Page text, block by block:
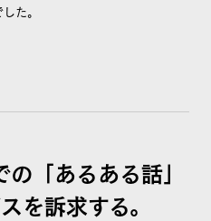
た。
「あるある話」
を訴求する。